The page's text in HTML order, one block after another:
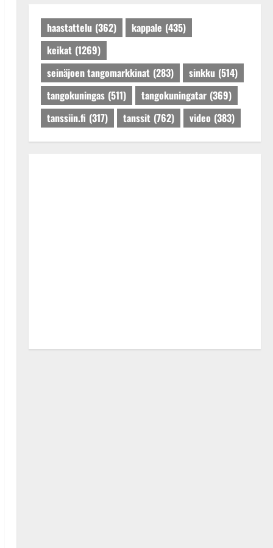
haastattelu (362) kappale (435)
keikat (1269)
seinäjoen tangomarkkinat (283) sinkku (514)
tangokuningas (511) tangokuningatar (369)
tanssiin.fi (317) tanssit (762) video (383)